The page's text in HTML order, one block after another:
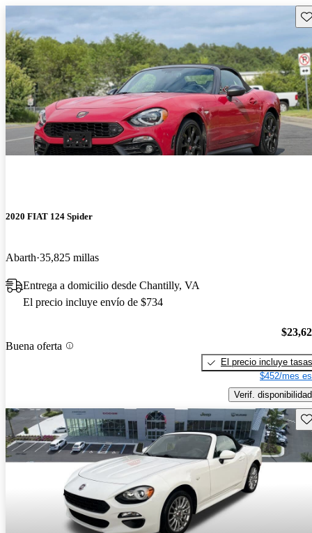
2020 FIAT 124 Spider
Abarth 35,825 millas
Entrega a domicilio desde Chantilly, VA
El precio incluye envío de $734
Buena oferta
El precio incluye tasas
$452/mes
Verif. disponibilidad